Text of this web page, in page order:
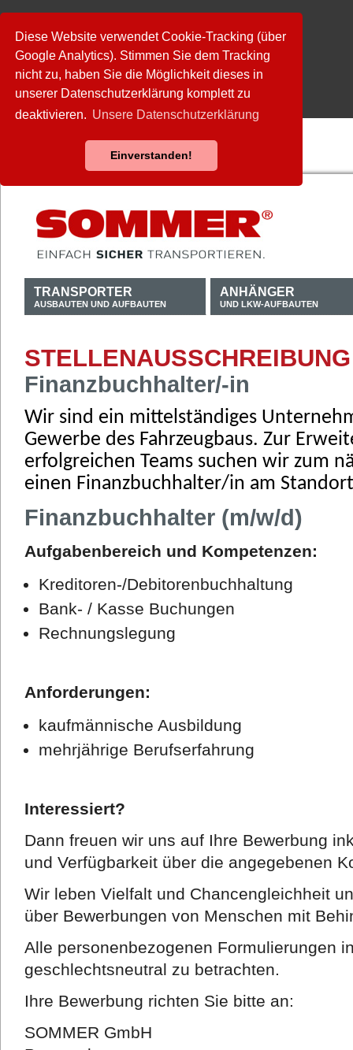
Diese Website verwendet Cookie-Tracking (über
Google Analytics). Stimmen Sie dem Tracking
nicht zu, haben Sie die Möglichkeit dieses in
unserer Datenschutzerklärung komplett zu
deaktivieren. Unsere Datenschutzerklärung
Einverstanden!
TRANSPORTER
AUSBAUTEN UND AUFBAUTEN
ANHÄNGER
UND LKW-AUFBAUTEN
STELLENAUSSCHREIBUNG
Finanzbuchhalter/-in
Wir sind ein mittelständiges
Gewerbe des Fahrzeugbaus. Zur
erfolgreichen Teams suchen wir zum
einen Finanzbuchhalter/in am
Finanzbuchhalter (m/w/d)
Aufgabenbereich und Kompetenzen:
Kreditoren-/Debitorenbuchhaltung
Bank- / Kasse Buchungen
Rechnungslegung
Anforderungen:
kaufmännische Ausbildung
mehrjährige Berufserfahrung
Interessiert?
Dann freuen wir uns auf Ihre Bewerbung
und Verfügbarkeit über die angegebenen
Wir leben Vielfalt und Chancengleichheit
über Bewerbungen von Menschen mit
Alle personenbezogenen Formulierungen
geschlechtsneutral zu betrachten.
Ihre Bewerbung richten Sie bitte an:
SOMMER GmbH